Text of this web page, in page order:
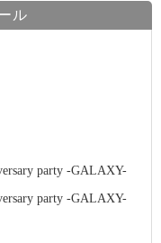
ル
party -GALAXY-
party -GALAXY-